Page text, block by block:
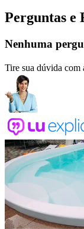
Perguntas e
Nenhuma
Tire sua dúvida com